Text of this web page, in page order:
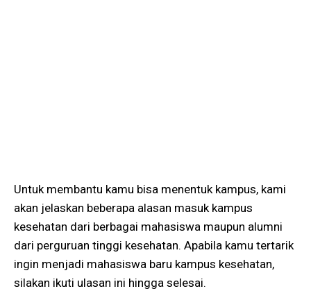
Untuk membantu kamu bisa menentuk kampus, kami
akan jelaskan beberapa alasan masuk kampus
kesehatan dari berbagai mahasiswa maupun alumni
dari perguruan tinggi kesehatan. Apabila kamu tertarik
ingin menjadi mahasiswa baru kampus kesehatan,
silakan ikuti ulasan ini hingga selesai.